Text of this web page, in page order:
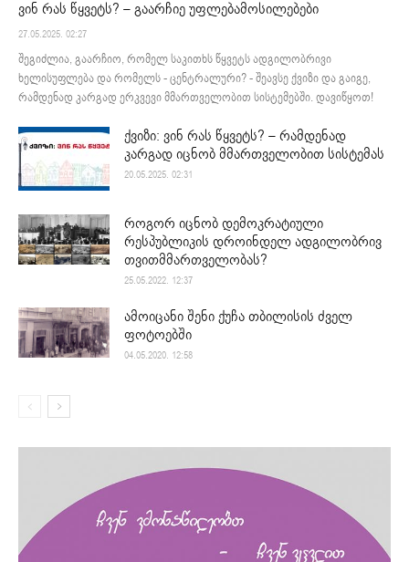
ვინ რას წყვეტს? – გაარჩიე უფლებამოსილებები
27.05.2025. 02:27
შეგიძლია, გაარჩიო, რომელ საკითხს წყვეტს ადგილობრივი
ხელისუფლება და რომელს - ცენტრალური? - შეავსე ქვიზი და გაიგე,
რამდენად კარგად ერკვევი მმართველობით სისტემებში. დავიწყოთ!
ქვიზი: ვინ რას წყვეტს? – რამდენად
კარგად იცნობ მმართველობით სისტემას
20.05.2025. 02:31
როგორ იცნობ დემოკრატიული
რესპუბლიკის დროინდელ ადგილობრივ
თვითმმართველობას?
25.05.2022. 12:37
ამოიცანი შენი ქუჩა თბილისის ძველ
ფოტოებში
04.05.2020. 12:58